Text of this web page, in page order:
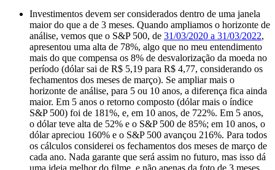
Investimentos devem ser considerados dentro de uma janela
maior do que a de 3 meses. Quando ampliamos o horizonte de
análise, vemos que o S&P 500, de 31/03/2020 a 31/03/2022,
apresentou uma alta de 78%, algo que no meu entendimento
mais do que compensa os 8% de desvalorização da moeda no
período (dólar sai de R$ 5,19 para R$ 4,77, considerando os
fechamentos dos meses de março). Se ampliar mais o
horizonte de análise, para 5 ou 10 anos, a diferença fica ainda
maior. Em 5 anos o retorno composto (dólar mais o índice
S&P 500) foi de 181%, e, em 10 anos, de 722%. Em 5 anos,
o dólar teve alta de 52% e o S&P 500 de 85%; em 10 anos, o
dólar apreciou 160% e o S&P 500 avançou 216%. Para todos
os cálculos considerei os fechamentos dos meses de março de
cada ano. Nada garante que será assim no futuro, mas isso dá
uma ideia melhor do filme, e não apenas da foto de 3 meses.